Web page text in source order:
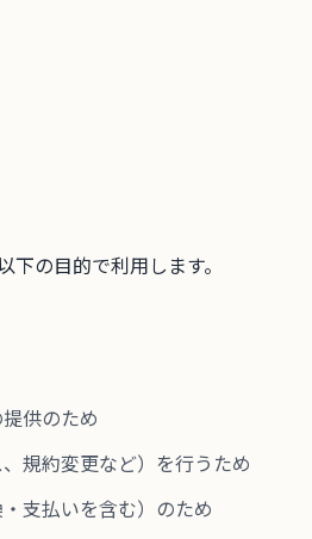
の目的で利用します。
供のため
規約変更など）を行うため
支払いを含む）のため